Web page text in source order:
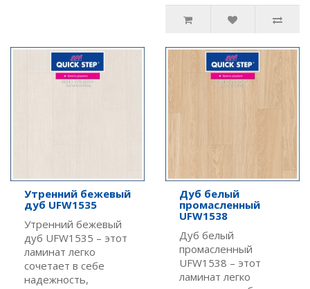
Утренний бежевый
дуб UFW1535
Утренний бежевый
дуб UFW1535 – этот
ламинат легко
сочетает в себе
надежность,
Дуб белый
промасленный
UFW1538
Дуб белый
промасленный
UFW1538 – этот
ламинат легко